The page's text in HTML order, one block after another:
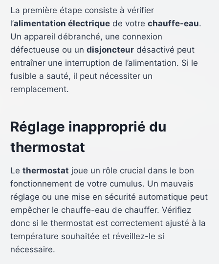
La première étape consiste à vérifier
l’alimentation électriquede votre chauffe-eau.
Un appareil débranché, une connexion
défectueuse ou un disjoncteurdésactivé peut
entraîner une interruption de l’alimentation. Si le
fusible a sauté, il peut nécessiter un
remplacement.
Réglage inapproprié du
thermostat
Le thermostat joue un rôle crucial dans le bon
fonctionnement de votre cumulus. Un mauvais
réglage ou une mise en sécurité automatique peut
empêcher le chauffe-eau de chauffer. Vérifiez
donc si le thermostat est correctement ajusté à la
température souhaitée et réveillez-le si
nécessaire.